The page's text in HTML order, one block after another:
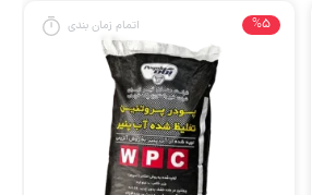
%5 اتمام زمان بندی